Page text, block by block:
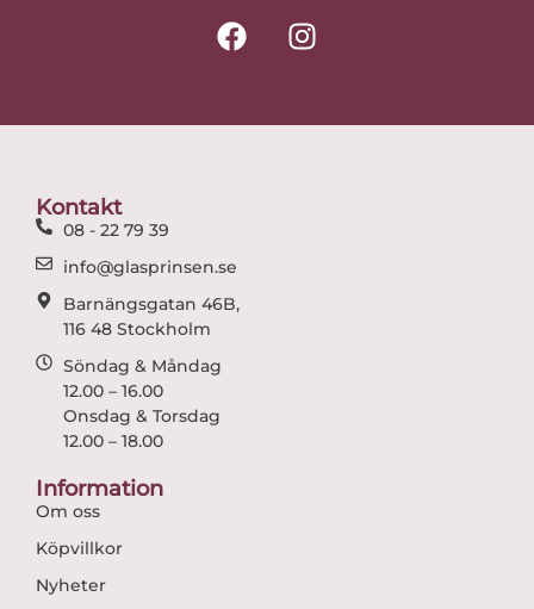
F
a
I
n
Kontakt
08 - 22 79 39
info@glasprinsen.se
Barnängsgatan 46B,
116 48 Stockholm
Söndag & Måndag
12.00 – 16.00
Onsdag & Torsdag
12.00 – 18.00
Information
Om oss
Köpvillkor
Nyheter